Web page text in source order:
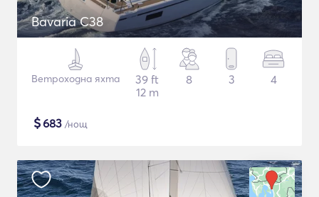
Bavaria C38
Ветроходна яхта
39 ft
12 m
8 3 4
$683 /нощ